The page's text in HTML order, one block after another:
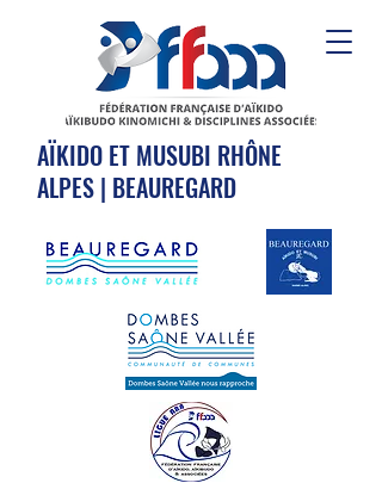
AÏKIDO ET MUSUBI RHÔNE
ALPES | BEAUREGARD